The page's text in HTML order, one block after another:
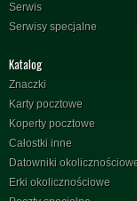
Serwis
Serwisy specjalne
Katalog
Znaczki
Karty pocztowe
Koperty pocztowe
Całostki inne
Datowniki
Erki okolicznościowe